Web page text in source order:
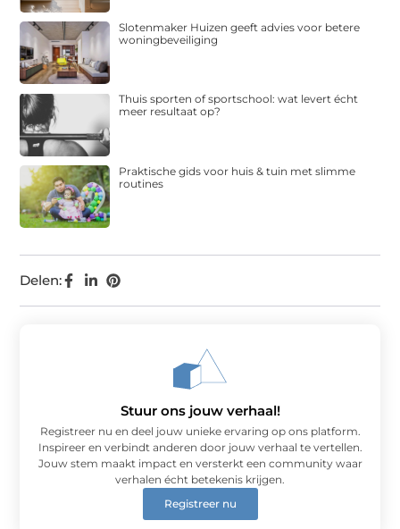
Delen:
Slotenmaker Huizen geeft advies voor betere
woningbeveiliging
Thuis sporten of sportschool: wat levert écht
meer resultaat op?
Praktische gids voor huis & tuin met slimme
routines
Stuur ons jouw verhaal!
Registreer nu en deel jouw unieke ervaring op ons platform.
Inspireer en verbindt anderen door jouw verhaal te vertellen.
Jouw stem maakt impact en versterkt een community waar
verhalen écht betekenis krijgen.
Registreer nu